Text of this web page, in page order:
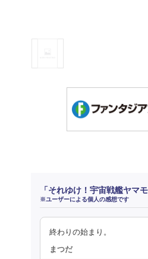
「それゆけ！宇宙戦艦ヤ
※ユーザーによる個人の感想です
終わりの始まり。
まつだ